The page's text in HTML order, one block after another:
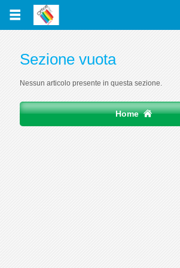
Sezione vuota
Nessun articolo presente in questa sezione.
Home